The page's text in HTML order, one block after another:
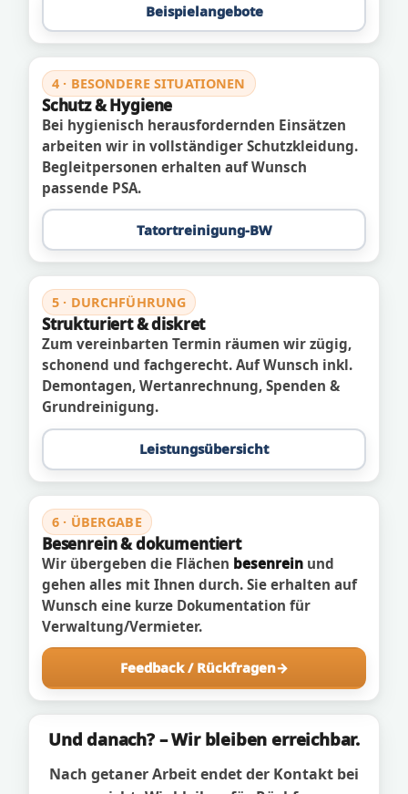
Beispielangebote
4 · BESONDERE SITUATIONEN
Schutz & Hygiene
Bei hygienisch herausfordernden Einsätzen
arbeiten wir in vollständiger Schutzkleidung.
Begleitpersonen erhalten auf Wunsch
passende PSA.
Tatortreinigung-BW
5 · DURCHFÜHRUNG
Strukturiert & diskret
Zum vereinbarten Termin räumen wir zügig,
schonend und fachgerecht. Auf Wunsch inkl.
Demontagen, Wertanrechnung, Spenden &
Grundreinigung.
Leistungsübersicht
6 · ÜBERGABE
Besenrein & dokumentiert
Wir übergeben die Flächen besenrein und
gehen alles mit Ihnen durch. Sie erhalten auf
Wunsch eine kurze Dokumentation für
Verwaltung/Vermieter.
Feedback / Rückfragen
Und danach? – Wir bleiben erreichbar.
Nach getaner Arbeit endet der Kontakt bei